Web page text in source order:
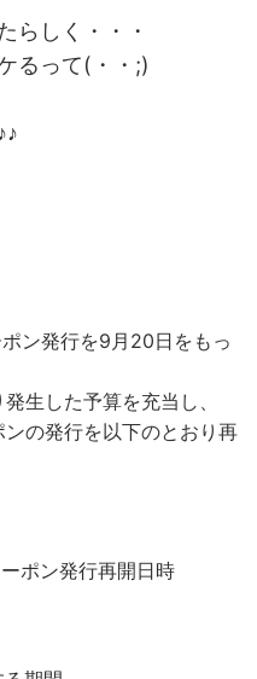
らしく・・・
るって(・・;)
ン発行を9月20日をもっ
生した予算を充当し、
の発行を以下のとおり再
ポン発行再開日時